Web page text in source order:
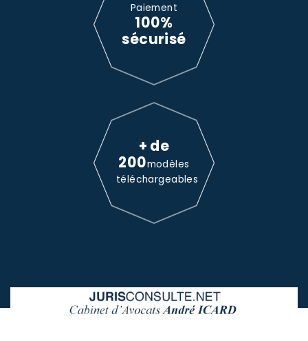
Paiement
100%
sécurisé
+ de
200modèles
téléchargeables